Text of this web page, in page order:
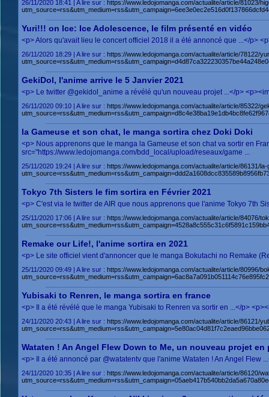
26/11/2020 18:41 | A lire sur : https://www.ledojomanga.com/actualite/article/81023/
Yuri!!! on Ice: Ice Adolescence, le film présenté en vidéo
<p> Alors qu'avait lieu le concert officiel 2018 il a été annoncé que ...</p>
26/11/2020 18:29 | A lire sur : https://www.ledojomanga.com/actualite/article/78122/
GekiDol, l'anime arrive le 5 Janvier 2021
<p> Le twitter @gekidol_anime a révélé qu'un nouveau projet ...</p>
26/11/2020 09:10 | A lire sur : https://www.ledojomanga.com/actualite/article/85322/
la Gameuse et son chat, le manga sortira chez Doki Doki
<p> Nous apprenons que le manga la Gameuse et son chat va sortir en
src="https://www.ledojomanga.com/bdd_local/upload/reseaux/game ...
25/11/2020 19:24 | A lire sur : https://www.ledojomanga.com/actualite/article/86131/
Tokyo 7th Sisters le fim sortira en Février 2021
<p> C'est via le twitter de AIR que nous apprenons que l'anime Tokyo 7th
25/11/2020 17:06 | A lire sur : https://www.ledojomanga.com/actualite/article/84076/
Remake our Life!, l'anime sortira en 2021
<p> Le site officiel vient d'annoncer que le manga Bokutachi no Remake
25/11/2020 09:49 | A lire sur : https://www.ledojomanga.com/actualite/article/80996/
Yubisaki to Renren, le manga sortira en france
<p> Il a été révélé que le manga Yubisaki to Renren va sortir en ...</p>
24/11/2020 20:43 | A lire sur : https://www.ledojomanga.com/actualite/article/86121/
Wataten ! An Angel Flew Down to Me, un nouveau projet en
<p> Il a été annoncé par @watatentv que l'anime Wataten ! An Angel Flew
24/11/2020 10:35 | A lire sur : https://www.ledojomanga.com/actualite/article/86120/